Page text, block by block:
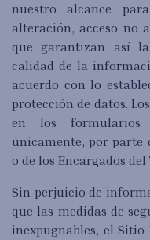
nuestro alcance
alteración, acceso no
que garantizan así
calidad de la
acuerdo con lo
protección de datos.
en los formularios
únicamente, por parte
o de los Encargados
Sin perjuicio de
que las medidas de
inexpugnables, el Sitio